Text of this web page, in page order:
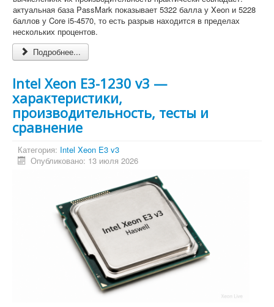
актуальная база PassMark показывает 5322 балла у Xeon и 5228
баллов у Core i5-4570, то есть разрыв находится в пределах
нескольких процентов.
Подробнее...
Intel Xeon E3-1230 v3 —
характеристики,
производительность, тесты и
сравнение
Категория: Intel Xeon E3 v3
Опубликовано: 13 июля 2026